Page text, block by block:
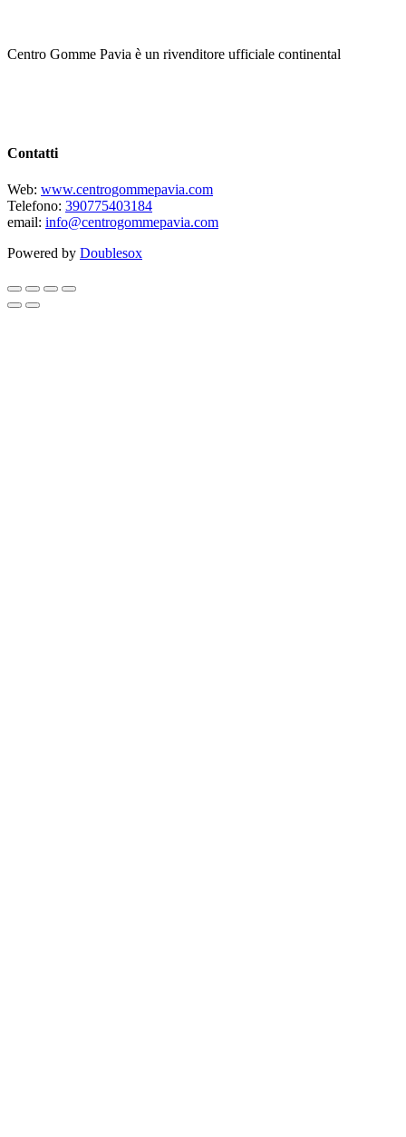
Centro Gomme Pavia è un rivenditore ufficiale continental
Contatti
Web: www.centrogommepavia.com
Telefono: 390775403184
email: info@centrogommepavia.com
Powered by Doublesox